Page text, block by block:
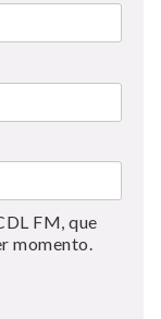
FM, que
momento.